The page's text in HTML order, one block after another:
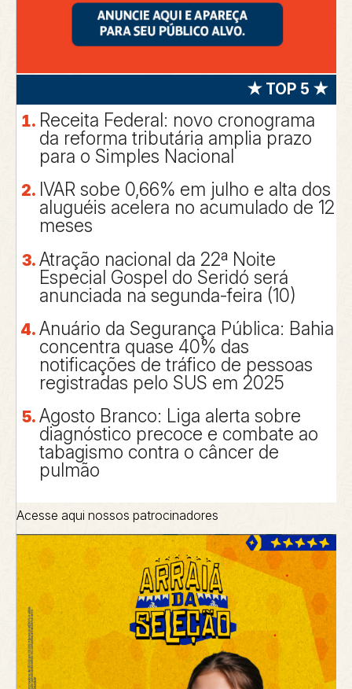
★ TOP 5 ★
Receita Federal: novo cronograma
da reforma tributária amplia prazo
para o Simples Nacional
IVAR sobe 0,66% em julho e alta dos
aluguéis acelera no acumulado de 12
meses
Atração nacional da 22ª Noite
Especial Gospel do Seridó será
anunciada na segunda-feira (10)
Anuário da Segurança Pública: Bahia
concentra quase 40% das
notificações de tráfico de pessoas
registradas pelo SUS em 2025
Agosto Branco: Liga alerta sobre
diagnóstico precoce e combate ao
tabagismo contra o câncer de
pulmão
Acesse aqui nossos patrocinadores